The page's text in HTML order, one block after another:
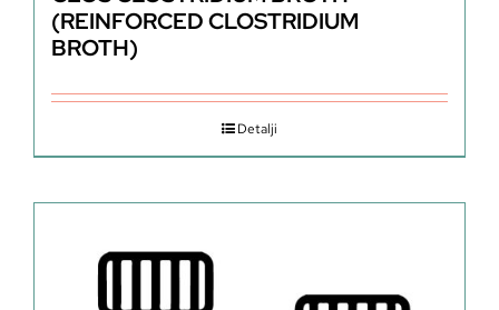
(REINFORCED CLOSTRIDIUM
BROTH)
Detalji